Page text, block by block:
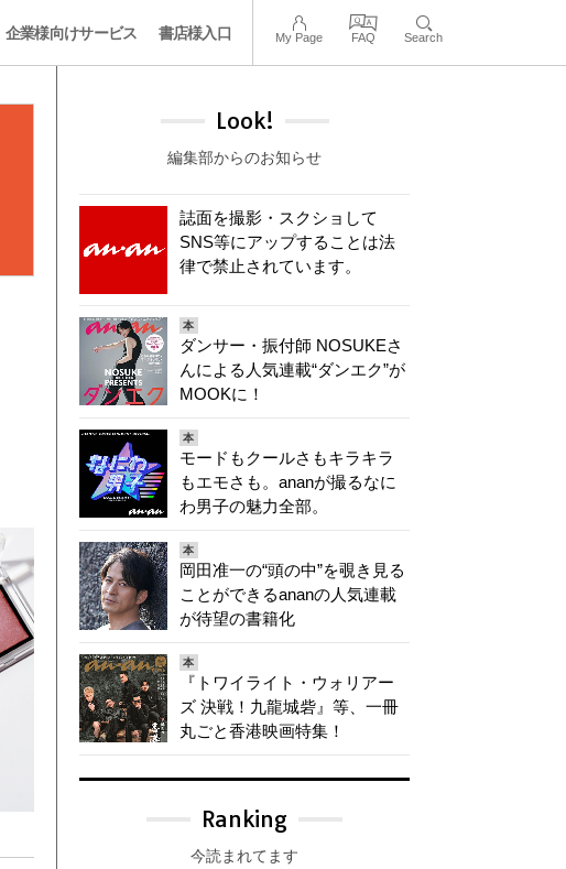
企業様向けサービス 書店様入口 My Page FAQ Search
Look!
編集部からのお知らせ
誌面を撮影・スクショして
SNS等にアップすることは法
律で禁止されています。
本
ダンサー・振付師 NOSUKEさ
んによる人気連載“ダンエク”が
MOOKに！
本
モードもクールさもキラキラ
もエモさも。ananが撮るなに
わ男子の魅力全部。
本
岡田准一の“頭の中”を覗き見る
ことができるananの人気連載
が待望の書籍化
本
『トワイライト・ウォリアー
ズ 決戦！九龍城砦』等、一冊
丸ごと香港映画特集！
Ranking
今読まれてます